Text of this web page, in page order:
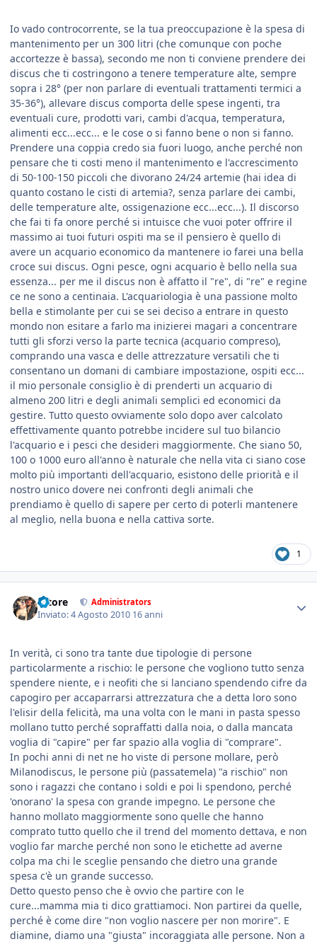
Io vado controcorrente, se la tua preoccupazione è la spesa di
mantenimento per un 300 litri (che comunque con poche
accortezze è bassa), secondo me non ti conviene prendere dei
discus che ti costringono a tenere temperature alte, sempre
sopra i 28° (per non parlare di eventuali trattamenti termici a
35-36°), allevare discus comporta delle spese ingenti, tra
eventuali cure, prodotti vari, cambi d'acqua, temperatura,
alimenti ecc...ecc... e le cose o si fanno bene o non si fanno.
Prendere una coppia credo sia fuori luogo, anche perché non
pensare che ti costi meno il mantenimento e l'accrescimento
di 50-100-150 piccoli che divorano 24/24 artemie (hai idea di
quanto costano le cisti di artemia?, senza parlare dei cambi,
delle temperature alte, ossigenazione ecc...ecc...). Il discorso
che fai ti fa onore perché si intuisce che vuoi poter offrire il
massimo ai tuoi futuri ospiti ma se il pensiero è quello di
avere un acquario economico da mantenere io farei una bella
croce sui discus. Ogni pesce, ogni acquario è bello nella sua
essenza... per me il discus non è affatto il "re", di "re" e regine
ce ne sono a centinaia. L'acquariologia è una passione molto
bella e stimolante per cui se sei deciso a entrare in questo
mondo non esitare a farlo ma inizierei magari a concentrare
tutti gli sforzi verso la parte tecnica (acquario compreso),
comprando una vasca e delle attrezzature versatili che ti
consentano un domani di cambiare impostazione, ospiti ecc...
il mio personale consiglio è di prenderti un acquario di
almeno 200 litri e degli animali semplici ed economici da
gestire. Tutto questo ovviamente solo dopo aver calcolato
effettivamente quanto potrebbe incidere sul tuo bilancio
l'acquario e i pesci che desideri maggiormente. Che siano 50,
100 o 1000 euro all'anno è naturale che nella vita ci siano cose
molto più importanti dell'acquario, esistono delle priorità e il
nostro unico dovere nei confronti degli animali che
prendiamo è quello di sapere per certo di poterli mantenere
al meglio, nella buona e nella cattiva sorte.
1
tatore Administrators
Inviato:4 Agosto 2010 16 anni
In verità, ci sono tra tante due tipologie di persone
particolarmente a rischio: le persone che vogliono tutto senza
spendere niente, e i neofiti che si lanciano spendendo cifre da
capogiro per accaparrarsi attrezzatura che a detta loro sono
l'elisir della felicità, ma una volta con le mani in pasta spesso
mollano tutto perché sopraffatti dalla noia, o dalla mancata
voglia di "capire" per far spazio alla voglia di "comprare".
In pochi anni di net ne ho viste di persone mollare, però
Milanodiscus, le persone più (passatemela) "a rischio" non
sono i ragazzi che contano i soldi e poi li spendono, perché
'onorano' la spesa con grande impegno. Le persone che
hanno mollato maggiormente sono quelle che hanno
comprato tutto quello che il trend del momento dettava, e non
voglio far marche perché non sono le etichette ad averne
colpa ma chi le sceglie pensando che dietro una grande
spesa c'è un grande successo.
Detto questo penso che è ovvio che partire con le
cure...mamma mia ti dico grattiamoci. Non partirei da quelle,
perché è come dire "non voglio nascere per non morire". E
diamine, diamo una "giusta" incoraggiata alle persone. Non a